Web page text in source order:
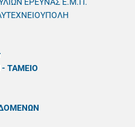
ΤΑΜΕΙΟ